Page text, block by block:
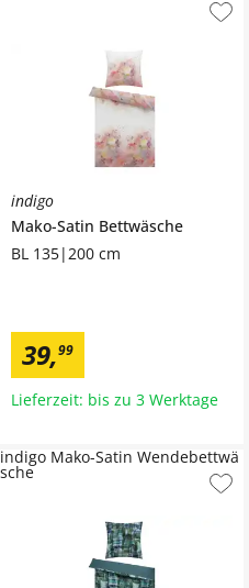
indigo
Mako-Satin Bettwäsche
BL 135|200 cm
39,99
Lieferzeit: bis zu 3 Werktage
indigo Mako-Satin Wendebettwä
sche